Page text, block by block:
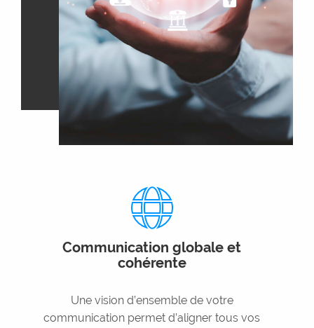
Communication globale et
cohérente
Une vision d’ensemble de votre
communication permet d’aligner tous vos